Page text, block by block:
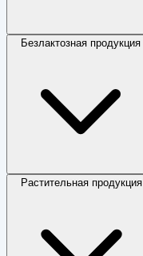
Безлактозная продукция
Растительная продукция